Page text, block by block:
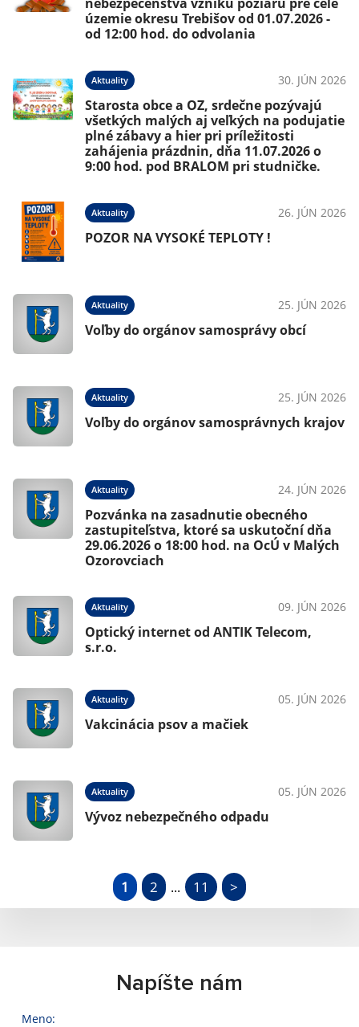
územie okresu Trebišov od 01.07.2026 -
od 12:00 hod. do odvolania
Aktuality 30. JÚN 2026
Starosta obce a OZ, srdečne pozývajú
všetkých malých aj veľkých na podujatie
plné zábavy a hier pri príležitosti
zahájenia prázdnin, dňa 11.07.2026 o
9:00 hod. pod BRALOM pri studničke.
Aktuality 26. JÚN 2026
POZOR NA VYSOKÉ TEPLOTY !
Aktuality 25. JÚN 2026
Voľby do orgánov samosprávy obcí
Aktuality 25. JÚN 2026
Voľby do orgánov samosprávnych krajov
Aktuality 24. JÚN 2026
Pozvánka na zasadnutie obecného
zastupiteľstva, ktoré sa uskutoční dňa
29.06.2026 o 18:00 hod. na OcÚ v Malých
Ozorovciach
Aktuality 09. JÚN 2026
Optický internet od ANTIK Telecom,
s.r.o.
Aktuality 05. JÚN 2026
Vakcinácia psov a mačiek
Aktuality 05. JÚN 2026
Vývoz nebezpečného odpadu
1 2 ... 11 >
Napíšte nám
Meno: